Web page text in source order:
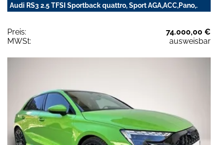
Audi RS3 2.5 TFSI Sportback quattro, Sport AGA,ACC,Pano,.
Preis:
74.000,00 €
MWSt:
ausweisbar